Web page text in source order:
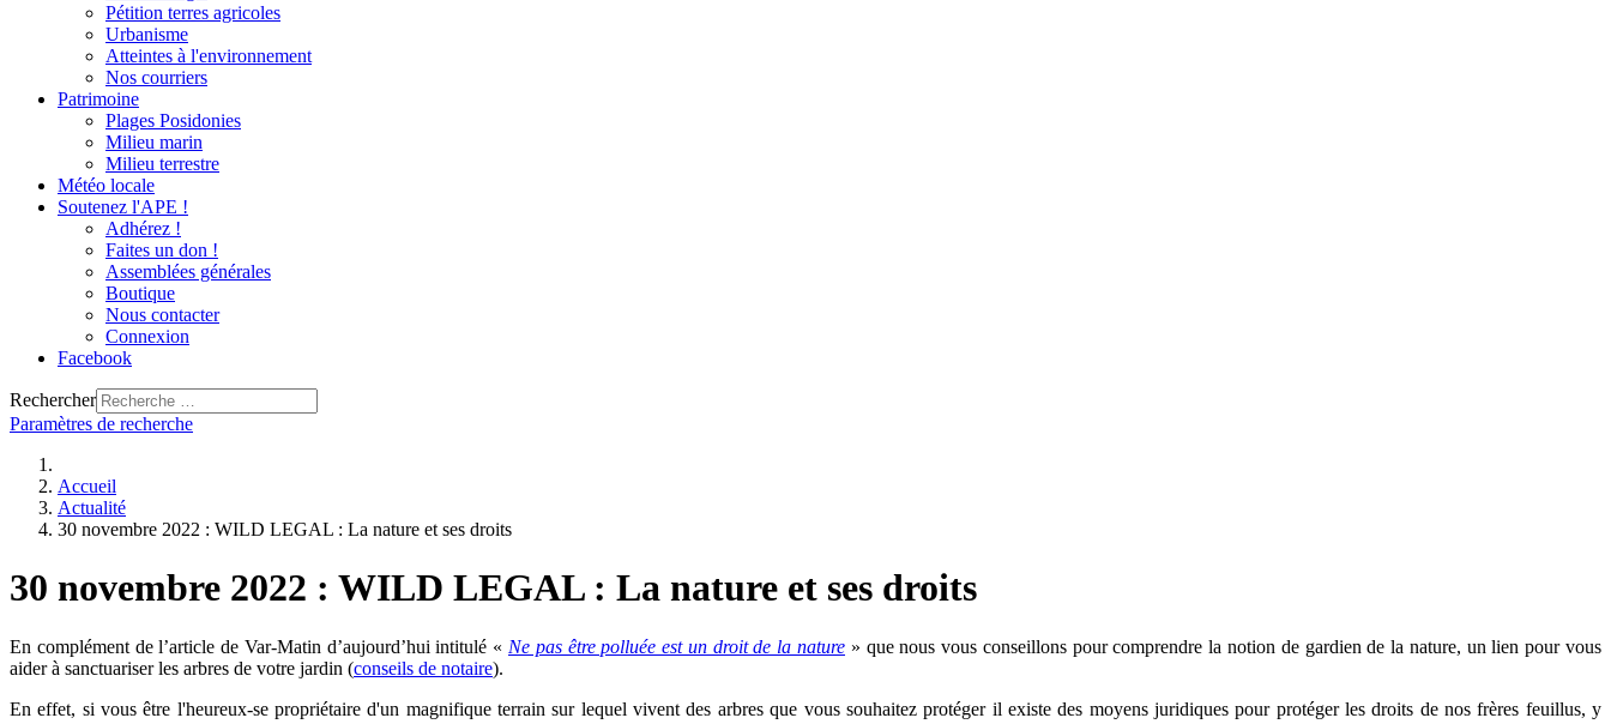
Pétition terres agricoles
Urbanisme
Atteintes à l'environnement
Nos courriers
Patrimoine
Plages Posidonies
Milieu marin
Milieu terrestre
Météo locale
Soutenez l'APE !
Adhérez !
Faites un don !
Assemblées générales
Boutique
Nous contacter
Connexion
Facebook
Rechercher
Paramètres de recherche
Accueil
Actualité
30 novembre 2022 : WILD LEGAL : La nature et ses droits
30 novembre 2022 : WILD LEGAL : La nature et ses droits
En complément de l’article de Var-Matin d’aujourd’hui intitulé « Ne pas être polluée est un droit de la nature » que nous vous conseillons pour comprendre la notion de gardien de la nature, un lien pour vous
aider à sanctuariser les arbres de votre jardin (conseils de notaire).
En effet, si vous être l'heureux-se propriétaire d'un magnifique terrain sur lequel vivent des arbres que vous souhaitez protéger il existe des moyens juridiques pour protéger les droits de nos frères feuillus, y